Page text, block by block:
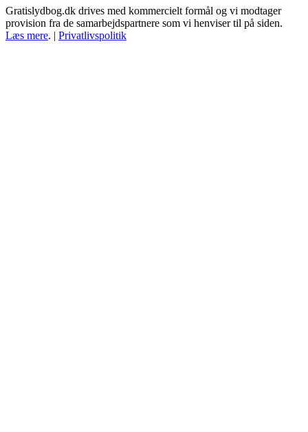
Gratislydbog.dk drives med kommercielt formål og vi modtager
provision fra de samarbejdspartnere som vi henviser til på siden.
Læs mere. | Privatlivspolitik